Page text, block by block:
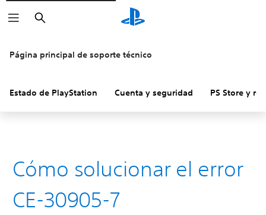
Buscar
Página principal de soporte técnico
Estado de PlayStation Cuenta y seguridad PS Store y
Cómo solucionar el error
CE-30905-7